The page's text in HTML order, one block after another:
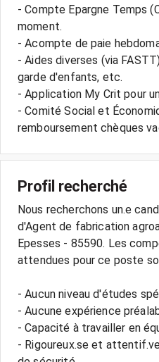
- Compte Epargne Temps
moment.
- Acompte de paie
- Aides diverses (via
garde d'enfants, etc.
- Application My Crit pour
- Comité Social et
Profil recherché
Nous recherchons un.e
d'Agent de fabrication
Epesses - 85590. Les
attendues pour ce poste
- Aucun niveau d'études
- Aucune expérience
- Capacité à travailler en
- Rigoureux.se et